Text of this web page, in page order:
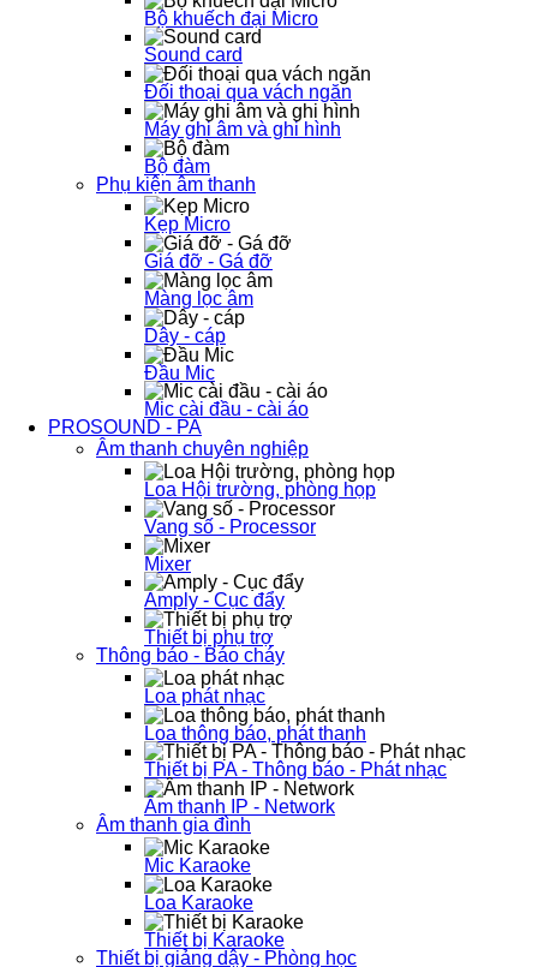
Bộ khuếch đại Micro
Sound card
Đối thoại qua vách ngăn
Máy ghi âm và ghi hình
Bộ đàm
Phụ kiện âm thanh
Kẹp Micro
Giá đỡ - Gá đỡ
Màng lọc âm
Dây - cáp
Đầu Mic
Mic cài đầu - cài áo
PROSOUND - PA
Âm thanh chuyên nghiệp
Loa Hội trường, phòng họp
Vang số - Processor
Mixer
Amply - Cục đẩy
Thiết bị phụ trợ
Thông báo - Báo cháy
Loa phát nhạc
Loa thông báo, phát thanh
Thiết bị PA - Thông báo - Phát nhạc
Âm thanh IP - Network
Âm thanh gia đình
Mic Karaoke
Loa Karaoke
Thiết bị Karaoke
Thiết bị giảng dậy - Phòng học